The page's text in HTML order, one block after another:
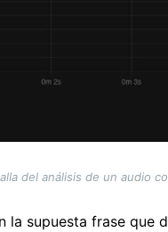
del análisis de un audio
la supuesta frase